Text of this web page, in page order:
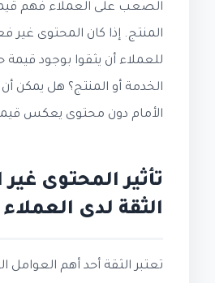
الصعب على العملاء فهم
المنتج. إذا كان المحتوى غير
للعملاء أن يثقوا بوجود
الخدمة أو المنتج؟ هل يمكن
الأمام دون محتوى يعكس
تأثير المحتوى غير
الثقة لدى العملاء
تعتبر الثقة أحد أهم العوامل